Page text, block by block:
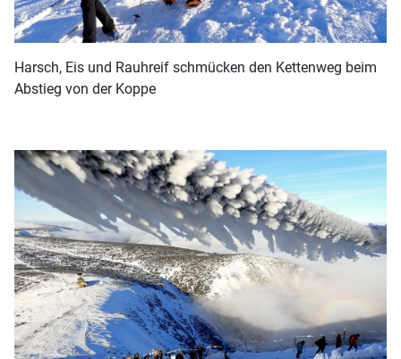
Harsch, Eis und Rauhreif schmücken den Kettenweg beim
Abstieg von der Koppe